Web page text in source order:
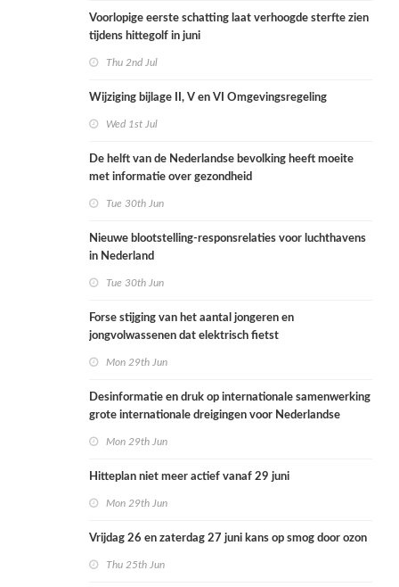
Voorlopige eerste schatting laat verhoogde sterfte zien
tijdens hittegolf in juni
Thu 2nd Jul
Wijziging bijlage II, V en VI Omgevingsregeling
Wed 1st Jul
De helft van de Nederlandse bevolking heeft moeite
met informatie over gezondheid
Tue 30th Jun
Nieuwe blootstelling-responsrelaties voor luchthavens
in Nederland
Tue 30th Jun
Forse stijging van het aantal jongeren en
jongvolwassenen dat elektrisch fietst
Mon 29th Jun
Desinformatie en druk op internationale samenwerking
grote internationale dreigingen voor Nederlandse
Mon 29th Jun
Hitteplan niet meer actief vanaf 29 juni
Mon 29th Jun
Vrijdag 26 en zaterdag 27 juni kans op smog door ozon
Thu 25th Jun